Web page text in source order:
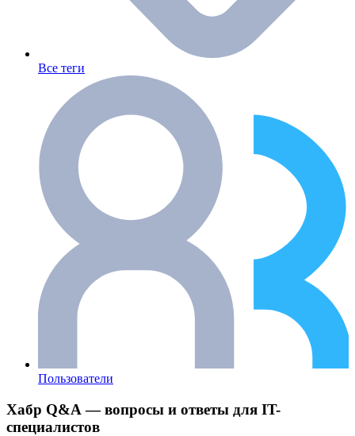
Все теги
Пользователи
Хабр Q&A — вопросы и ответы для IT-
специалистов